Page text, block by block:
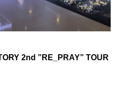
2nd ”RE_PRAY” TOUR